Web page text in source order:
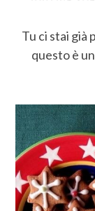
Tu ci stai già
questo è